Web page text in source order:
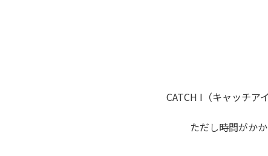
CATCH I（キャッチア
ただし時間がか